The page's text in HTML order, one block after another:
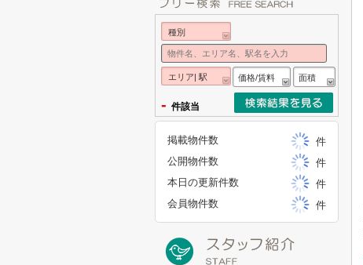
種別
エリア| 駅 価格/賃料 面積
- 件該当
掲載物件数
件
公開物件数
件
本日の更新件数
件
会員物件数
件